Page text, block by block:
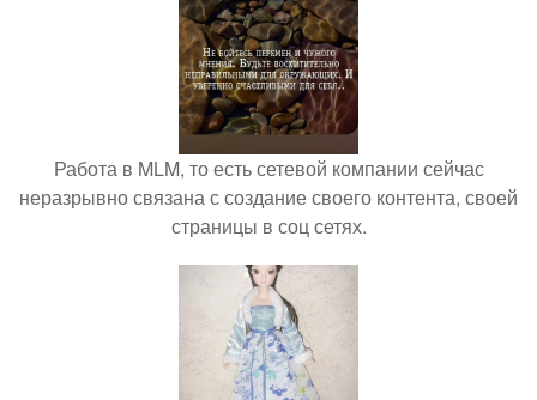
Работа в MLM, то есть сетевой компании сейчас
неразрывно связана с создание своего контента, своей
страницы в соц сетях.